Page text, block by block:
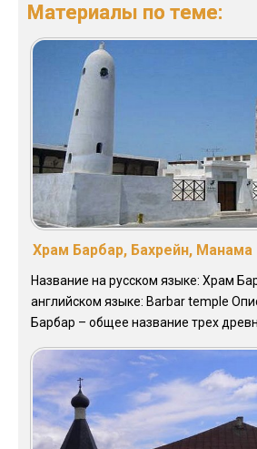
Материалы по теме:
Храм Барбар, Бахрейн, Манама
Название на русском языке: Храм
английском языке: Barbar temple
Барбар – общее название трех